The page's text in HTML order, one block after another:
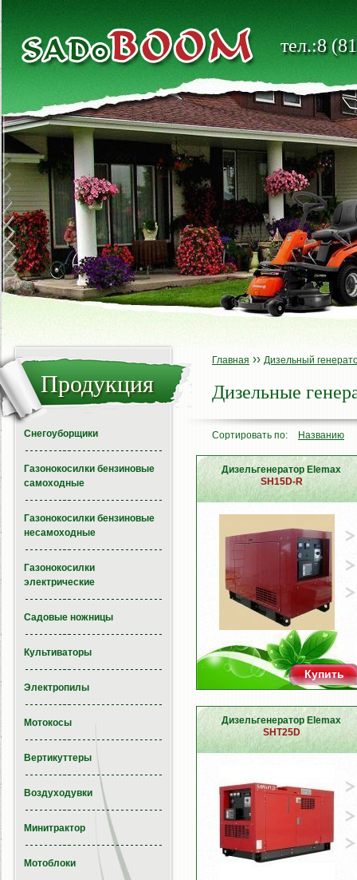
тел.:8
Главная ›› Дизельный
Дизельные
Сортировать по: Названию
Дизельгенератор Elemax
SH15D-R
Купить
Дизельгенератор Elemax
SHT25D
Продукция
Снегоуборщики
Газонокосилки бензиновые
самоходные
Газонокосилки бензиновые
несамоходные
Газонокосилки
электрические
Садовые ножницы
Культиваторы
Электропилы
Мотокосы
Вертикуттеры
Воздуходувки
Минитрактор
Мотоблоки